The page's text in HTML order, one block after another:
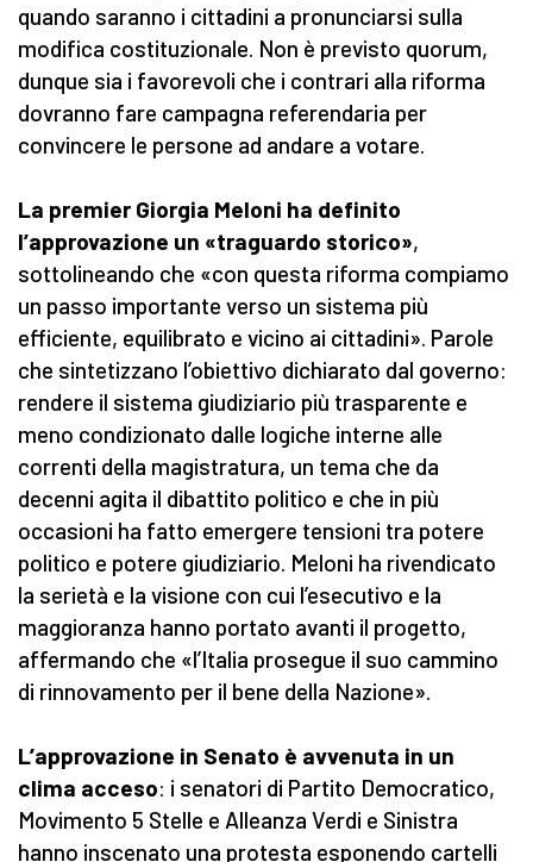
quando saranno i cittadini a pronunciarsi sulla
modifica costituzionale. Non è previsto quorum,
dunque sia i favorevoli che i contrari alla riforma
dovranno fare campagna referendaria per
convincere le persone ad andare a votare.
La premier Giorgia Meloni ha definito
l’approvazione un «traguardo storico»,
sottolineando che «con questa riforma compiamo
un passo importante verso un sistema più
efficiente, equilibrato e vicino ai cittadini». Parole
che sintetizzano l’obiettivo dichiarato dal governo:
rendere il sistema giudiziario più trasparente e
meno condizionato dalle logiche interne alle
correnti della magistratura, un tema che da
decenni agita il dibattito politico e che in più
occasioni ha fatto emergere tensioni tra potere
politico e potere giudiziario. Meloni ha rivendicato
la serietà e la visione con cui l’esecutivo e la
maggioranza hanno portato avanti il progetto,
affermando che «l’Italia prosegue il suo cammino
di rinnovamento per il bene della Nazione».
L’approvazione in Senato è avvenuta in un
clima acceso: i senatori di Partito Democratico,
Movimento 5 Stelle e Alleanza Verdi e Sinistra
hanno inscenato una protesta esponendo cartelli